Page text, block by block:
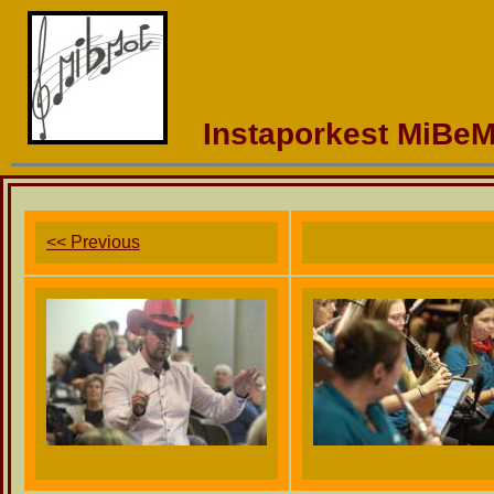
Instaporkest
<< Previous